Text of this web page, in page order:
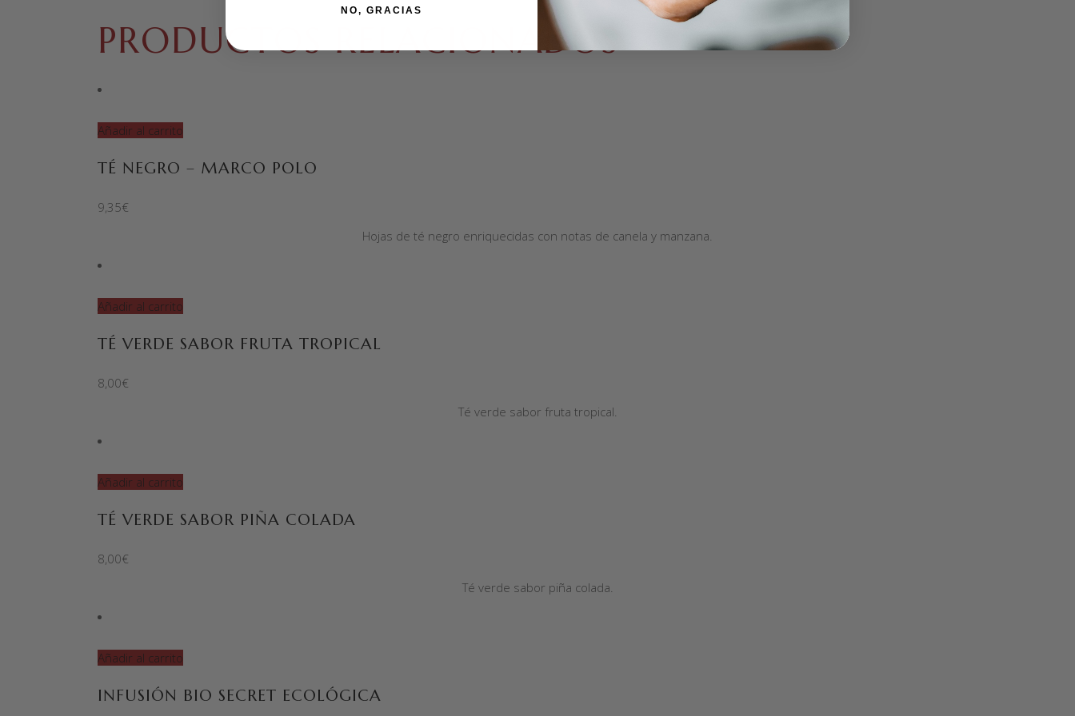
PRODUCTOS RELACIONADOS
Añadir al carrito
TÉ NEGRO – MARCO POLO
9,35€
Hojas de té negro enriquecidas con notas de canela y manzana.
Añadir al carrito
TÉ VERDE SABOR FRUTA TROPICAL
8,00€
Té verde sabor fruta tropical.
Añadir al carrito
TÉ VERDE SABOR PIÑA COLADA
8,00€
Té verde sabor piña colada.
Añadir al carrito
INFUSIÓN BIO SECRET ECOLÓGICA
NO, GRACIAS